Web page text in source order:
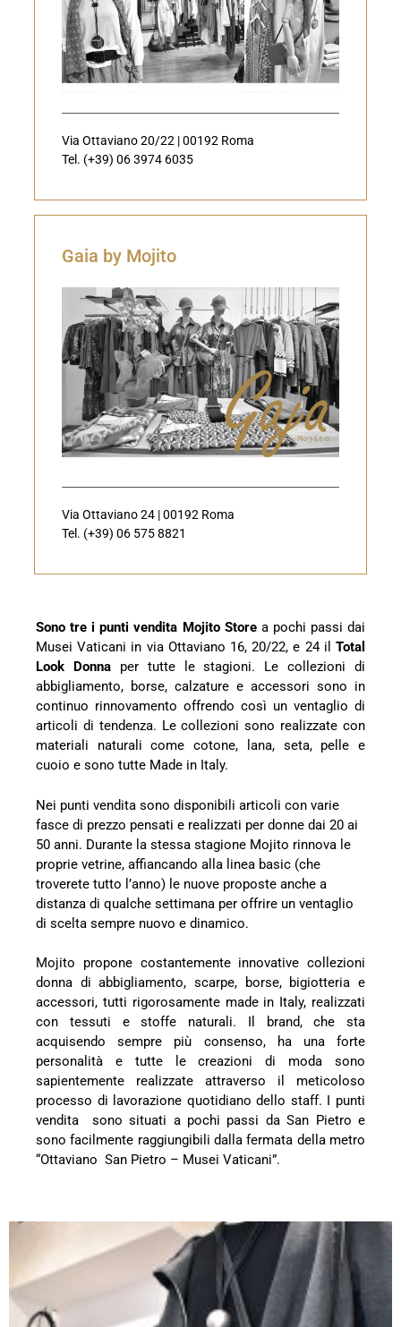
Via Ottaviano 20/22 | 00192 Roma
Tel. (+39) 06 3974 6035
Gaia by Mojito
Via Ottaviano 24 | 00192 Roma
Tel. (+39) 06 575 8821
Sono tre i punti vendita Mojito Storea pochi passi dai
Musei Vaticani in via Ottaviano 16, 20/22, e 24 il Total
Look Donna per tutte le stagioni. Le collezioni di
abbigliamento, borse, calzature e accessori sono in
continuo rinnovamento offrendo così un ventaglio di
articoli di tendenza. Le collezioni sono realizzate con
materiali naturali come cotone, lana, seta, pelle e
cuoio e sono tutte Made in Italy.
Nei punti vendita sono disponibili articoli con varie
fasce di prezzo pensati e realizzati per donne dai 20 ai
50 anni. Durante la stessa stagione Mojito rinnova le
proprie vetrine, affiancando alla linea basic (che
troverete tutto l’anno) le nuove proposte anche a
distanza di qualche settimana per offrire un ventaglio
di scelta sempre nuovo e dinamico.
Mojito propone costantemente innovative collezioni
donna di abbigliamento, scarpe, borse, bigiotteria e
accessori, tutti rigorosamente made in Italy, realizzati
con tessuti e stoffe naturali. Il brand, che sta
acquisendo sempre più consenso, ha una forte
personalità e tutte le creazioni di moda sono
sapientemente realizzate attraverso il meticoloso
processo di lavorazione quotidiano dello staff. I punti
vendita sono situati a pochi passi da San Pietro e
sono facilmente raggiungibili dalla fermata della metro
“Ottaviano San Pietro – Musei Vaticani”.